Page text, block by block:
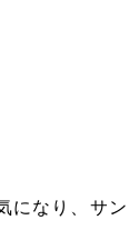
になり、サン